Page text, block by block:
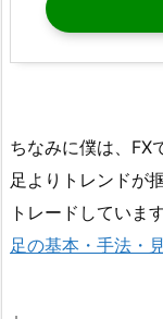
ちなみに僕は、FX
足よりトレンドが
トレードしていま
足の基本・手法・